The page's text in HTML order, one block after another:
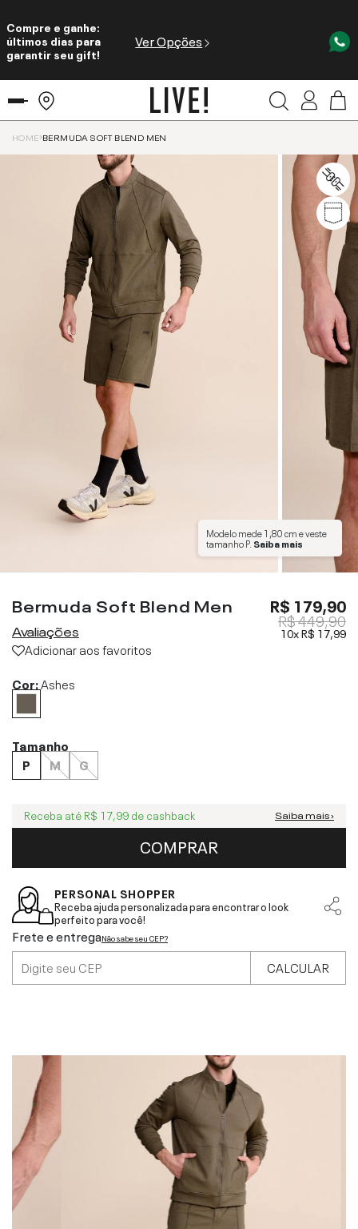
Compre e ganhe:
últimos dias para
garantir seu gift!
Ver Opções
HOME BERMUDA SOFT BLEND MEN
Modelo mede1,80 cme veste
tamanhoP. Saiba mais
Bermuda Soft Blend Men
Avaliações
Adicionar aos favoritos
R$ 179,90
R$ 449,90
10xR$ 17,99
Cor:Ashes
Tamanho
P
M G
Receba até R$ 17,99 de cashback Saiba mais ›
COMPRAR
PERSONAL SHOPPER
Receba ajuda personalizada para encontrar o look
perfeito para você!
Frete e entregaNão sabe seu CEP?
CALCULAR